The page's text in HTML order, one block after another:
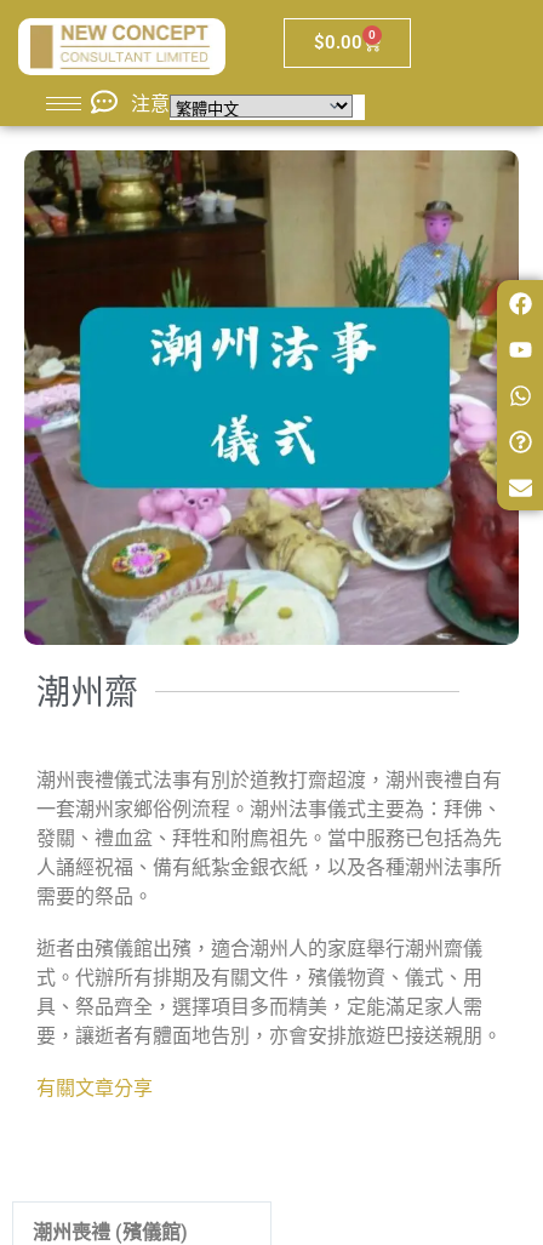
$0.00 0
注意
潮州齋
潮州喪禮儀式法事有別於道教打齋超渡，潮州喪禮自有
一套潮州家鄉俗例流程。潮州法事儀式主要為：拜佛、
發關、禮血盆、拜牲和附廌祖先。當中服務已包括為先
人誦經祝福、備有紙紮金銀衣紙，以及各種潮州法事所
需要的祭品。
逝者由殯儀館出殯，適合潮州人的家庭舉行潮州齋儀
式。代辦所有排期及有關文件，殯儀物資、儀式、用
具、祭品齊全，選擇項目多而精美，定能滿足家人需
要，讓逝者有體面地告別，亦會安排旅遊巴接送親朋。
有關文章分享
潮州喪禮 (殯儀館)